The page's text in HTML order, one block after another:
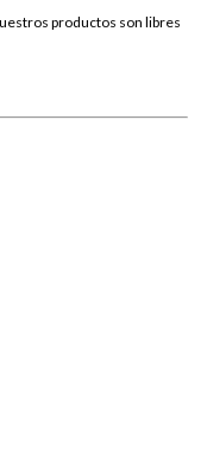
productos son libres